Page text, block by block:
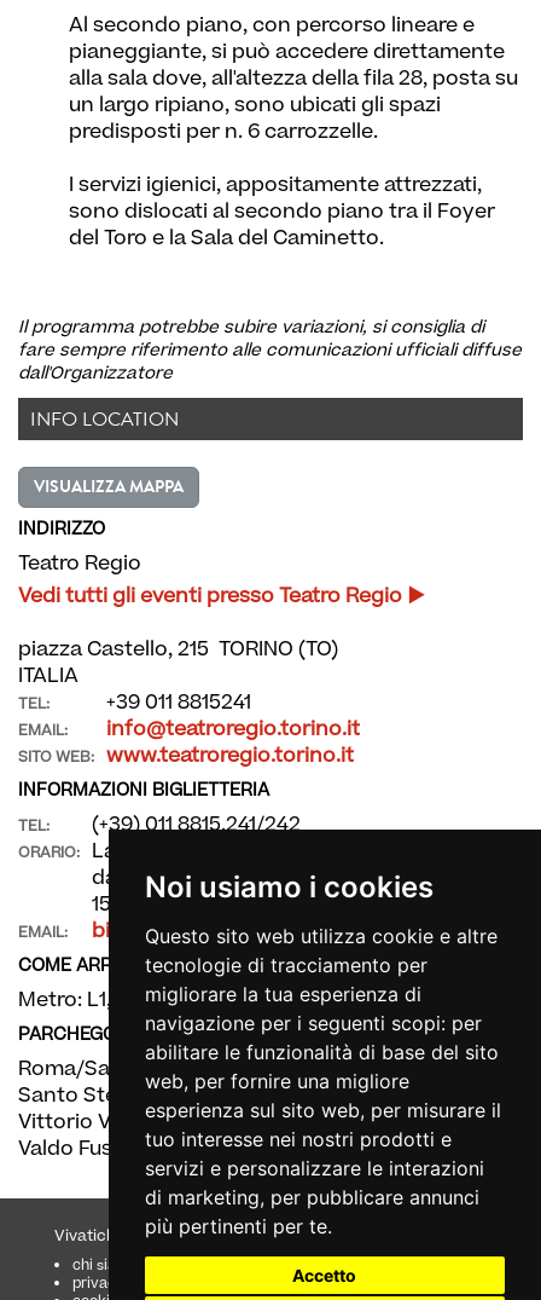
Noi usiamo i cookies
Questo sito web utilizza cookie e altre
tecnologie di tracciamento per
migliorare la tua esperienza di
navigazione per i seguenti scopi: per
abilitare le funzionalità di base del sito
web, per fornire una migliore
esperienza sul sito web, per misurare il
tuo interesse nei nostri prodotti e
servizi e personalizzare le interazioni
di marketing, per pubblicare annunci
più pertinenti per te.
Accetto
Al secondo piano, con percorso lineare e
pianeggiante, si può accedere direttamente
alla sala dove, all'altezza della fila 28, posta su
un largo ripiano, sono ubicati gli spazi
predisposti per n. 6 carrozzelle.
I servizi igienici, appositamente attrezzati,
sono dislocati al secondo piano tra il Foyer
del Toro e la Sala del Caminetto.
Il programma potrebbe subire variazioni, si consiglia di
fare sempre riferimento alle comunicazioni ufficiali diffuse
dall'Organizzatore
INFO LOCATION
VISUALIZZA MAPPA
INDIRIZZO
Teatro Regio
Vedi tutti gli eventi presso Teatro Regio
piazza Castello, 215 TORINO (TO)
ITALIA
TEL: +39 011 8815241
EMAIL: info@teatroregio.torino.it
SITO WEB: www.teatroregio.torino.it
INFORMAZIONI BIGLIETTERIA
TEL: (+39) 011 8815.241/242
ORARIO:
La biglietteria è aperta dal lunedì al sabato
dalle 11 alle 19 e la domenica dalle 10,30 alle
15.30. Un'ora prima degli spettacoli.
EMAIL: biglietteria@teatroregio.torino.it
COME ARRIVARE
Metro: L1, fermate XVIII Dicembre e Porta Nuova
PARCHEGGIO
Roma/San Carlo/Castello
Santo Stefano
Vittorio Veneto
Valdo Fusi
Vivaticket
chi siamo
privacy
Aiuto e Assistenza
guida al servizio
domande frequenti